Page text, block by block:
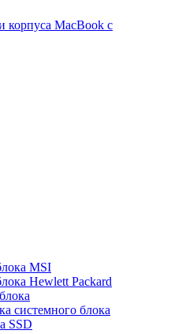
корпуса MacBook с
MSI
Hewlett Packard
системного блока
SSD